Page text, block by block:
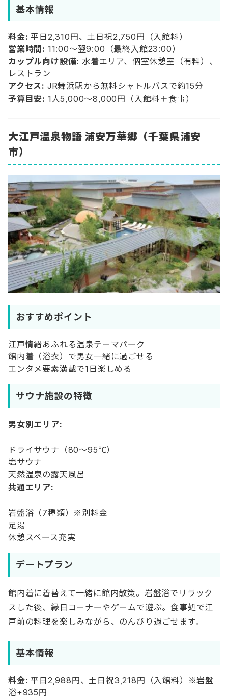
基本情報
料金: 平日2,310円、土日祝2,750円（入館料）
営業時間: 11:00〜翌9:00（最終入館23:00）
カップル向け設備: 水着エリア、個室休憩室（有料）、
レストラン
アクセス: JR舞浜駅から無料シャトルバスで約15分
予算目安: 1人5,000〜8,000円（入館料＋食事）
大江戸温泉物語 浦安万華郷（千葉県浦安
市）
おすすめポイント
江戸情緒あふれる温泉テーマパーク
館内着（浴衣）で男女一緒に過ごせる
エンタメ要素満載で1日楽しめる
サウナ施設の特徴
男女別エリア:
ドライサウナ（80〜95℃）
塩サウナ
天然温泉の露天風呂
共通エリア:
岩盤浴（7種類）※別料金
足湯
休憩スペース充実
デートプラン
館内着に着替えて一緒に館内散策。岩盤浴でリラック
スした後、縁日コーナーやゲームで遊ぶ。食事処で江
戸前の料理を楽しみながら、のんびり過ごせます。
基本情報
料金: 平日2,988円、土日祝3,218円（入館料）※岩盤
浴+935円